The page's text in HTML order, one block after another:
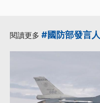
閱讀更多 #國防部發言人